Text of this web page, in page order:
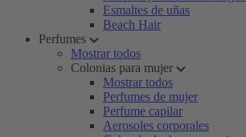
Esmaltes de uñas
Beach Hair
Perfumes
Mostrar todos
Colonias para mujer
Mostrar todos
Perfumes de mujer
Perfume capilar
Aerosoles corporales